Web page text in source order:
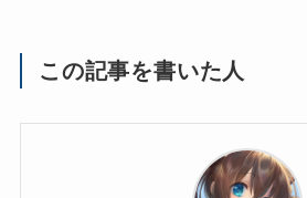
この記事を書いた人